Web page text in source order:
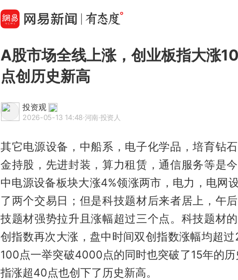
A股市场全线上涨，创业板指大涨
点创历史新高
投资观
2026-05-13 14:48·河南·投资人
其它电源设备，中船系，电子化学品，培育钻
金持股，先进封装，算力租赁，通信服务等是
中电源设备板块大涨4%领涨两市，电力，电网
了两个交易日；但是科技题材后来者居上，午
技题材强势拉升且涨幅超过三个点。科技题材
创指数再次大涨，盘中时间双创指数涨幅均超
100点一举突破4000点的同时也突破了15年的
指涨超40点也创下了历史新高。